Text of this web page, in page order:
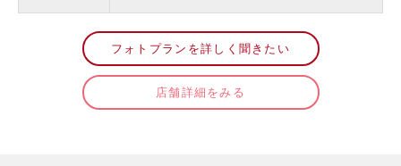
フォトプランを詳しく聞きたい
店舗詳細をみる